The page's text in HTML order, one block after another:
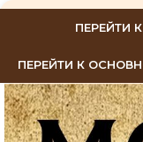
ПЕРЕЙТИ
ПЕРЕЙТИ К